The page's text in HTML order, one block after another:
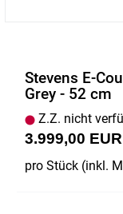
Stevens E-
Grey - 52 cm
Z.Z. nicht
3.999,00 EUR
pro Stück (inkl.